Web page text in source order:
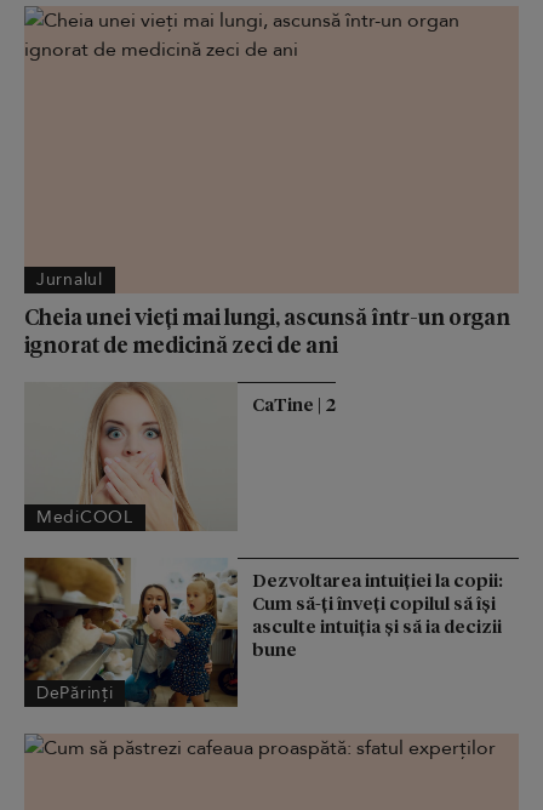
Jurnalul
Cheia unei vieți mai lungi, ascunsă într-un organ
ignorat de medicină zeci de ani
MediCOOL
CaTine | 2
DePărinți
Dezvoltarea intuiției la copii:
Cum să-ți înveți copilul să își
asculte intuiția și să ia decizii
bune